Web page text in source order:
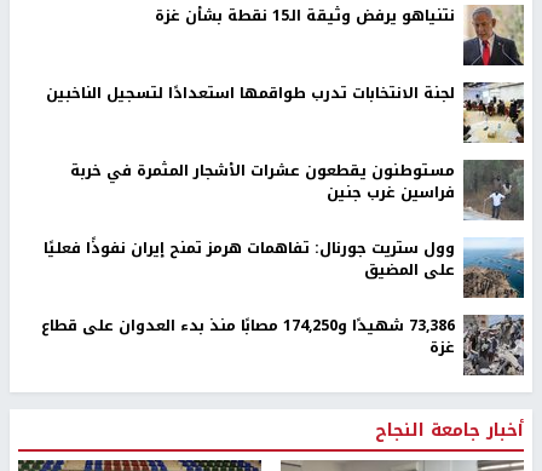
نتنياهو يرفض وثيقة الـ15 نقطة بشأن غزة
لجنة الانتخابات تدرب طواقمها استعدادًا لتسجيل الناخبين
مستوطنون يقطعون عشرات الأشجار المثمرة في خربة
فراسين غرب جنين
وول ستريت جورنال: تفاهمات هرمز تمنح إيران نفوذًا فعليًا
على المضيق
73,386 شهيدًا و174,250 مصابًا منذ بدء العدوان على قطاع
غزة
أخبار جامعة النجاح